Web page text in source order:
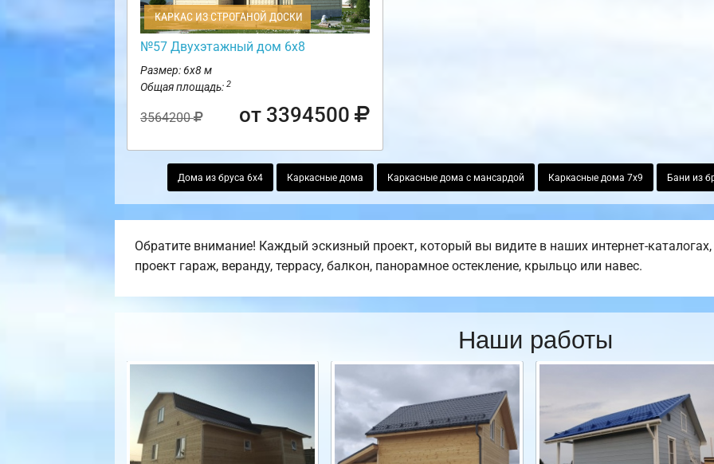
КАРКАС ИЗ СТРОГАНОЙ ДОСКИ
№57 Двухэтажный дом 6х8
Размер: 6х8 м
Общая площадь: 2
3564200 от 3394500
Дома из бруса 6х4 Каркасные дома Каркасные дома с мансардой Каркасные дома 7х9 Бани из
Обратите внимание! Каждый эскизный проект, который вы видите в наших интернет-
проект гараж, веранду, террасу, балкон, панорамное остекление, крыльцо или навес.
Наши работы